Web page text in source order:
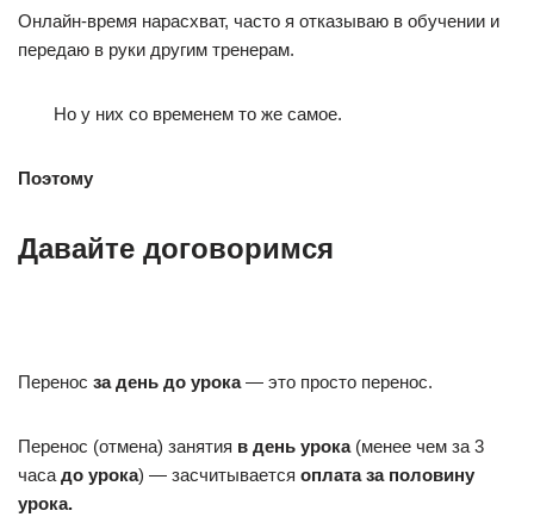
Онлайн-время нарасхват, часто я отказываю в обучении и
передаю в руки другим тренерам.
Но у них со временем то же самое.
Поэтому
Давайте договоримся
Перенос за день до урока— это просто перенос.
Перенос (отмена) занятия в день урока(менее чем за 3
часа до урока) — засчитывается оплата за половину
урока.